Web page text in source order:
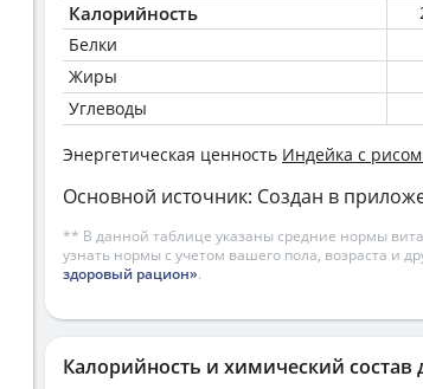
Калорийность
Белки
Жиры
Углеводы
Энергетическая ценность Индейка с
Основной источник: Создан в
** В данной таблице указаны средние нормы
узнать нормы с учетом вашего пола, возраста и
здоровый рацион».
Калорийность и химический состав